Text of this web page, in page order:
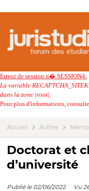
Erreur de session n� SESSION4:
La variable
dans la zone |root|.
Pour plus d'informations,
Accueil Autres
Doctorat et
d’université
Publié le 02/06/2022 Vu